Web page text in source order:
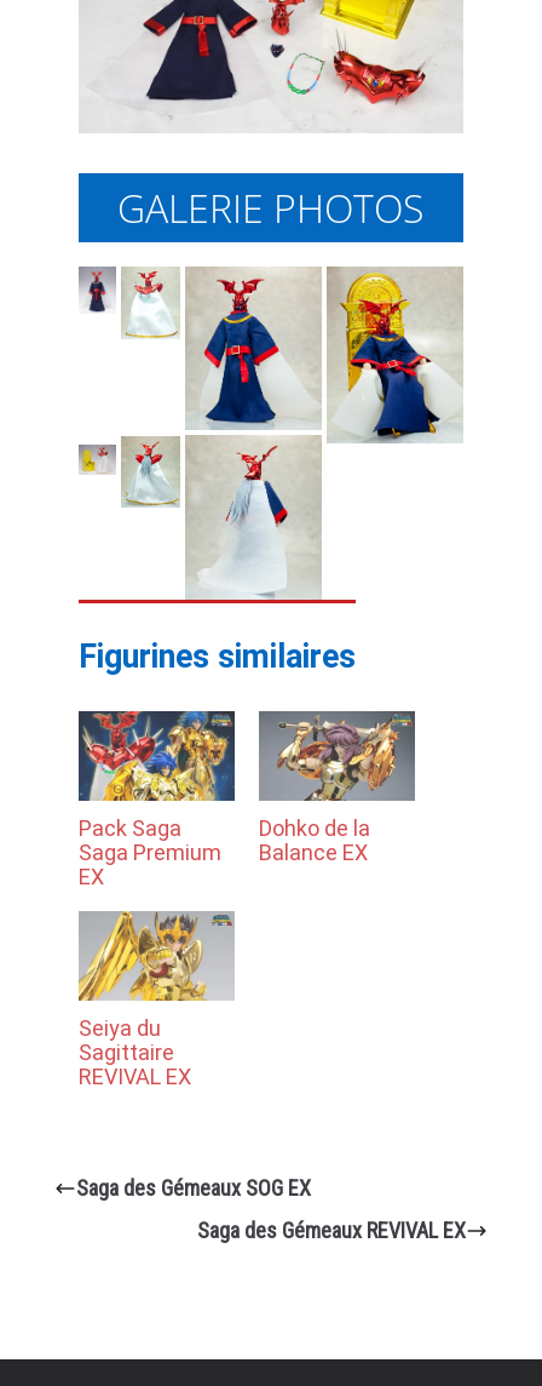
GALERIE PHOTOS
Figurines similaires
Pack Saga
Saga Premium
EX
Dohko de la
Balance EX
Seiya du
Sagittaire
REVIVAL EX
Saga des Gémeaux SOG EX
Saga des Gémeaux REVIVAL EX